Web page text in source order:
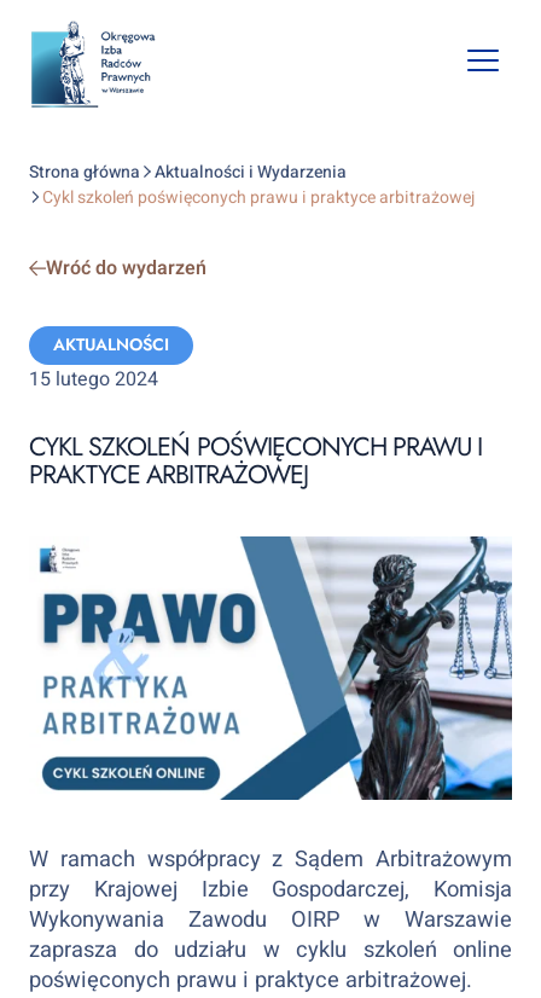
Open
Strona główna
Aktualności i Wydarzenia
Cykl szkoleń poświęconych prawu i praktyce arbitrażowej
Wróć do wydarzeń
Categories:
AKTUALNOŚCI
15 lutego 2024
CYKL SZKOLEŃ POŚWIĘCONYCH PRAWU I
PRAKTYCE ARBITRAŻOWEJ
W ramach współpracy z Sądem Arbitrażowym
przy Krajowej Izbie Gospodarczej, Komisja
Wykonywania Zawodu OIRP w Warszawie
zaprasza do udziału w cyklu szkoleń online
poświęconych prawu i praktyce arbitrażowej.